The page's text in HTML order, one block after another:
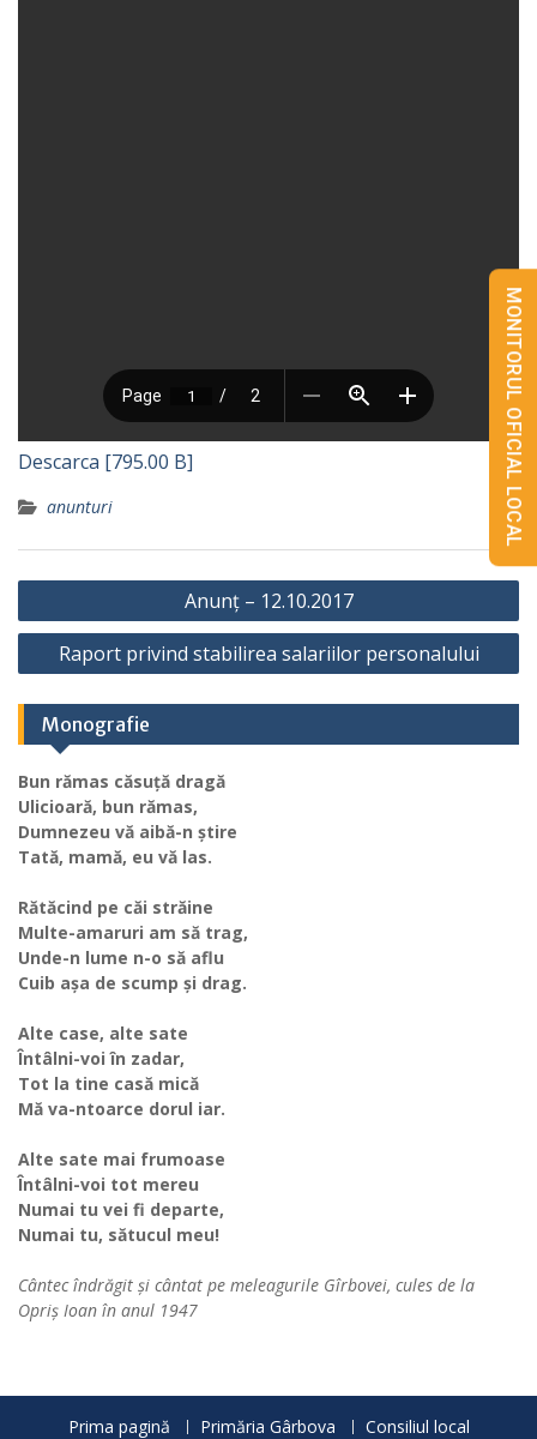
Descarca [795.00 B]
anunturi
Navigare
în
articole
Anunț – 12.10.2017
Raport privind stabilirea salariilor personalului
Monografie
Bun rămas căsuță dragă
Ulicioară, bun rămas,
Dumnezeu vă aibă-n știre
Tată, mamă, eu vă las.
Rătăcind pe căi străine
Multe-amaruri am să trag,
Unde-n lume n-o să aflu
Cuib așa de scump și drag.
Alte case, alte sate
Întâlni-voi în zadar,
Tot la tine casă mică
Mă va-ntoarce dorul iar.
Alte sate mai frumoase
Întâlni-voi tot mereu
Numai tu vei fi departe,
Numai tu, sătucul meu!
Cântec îndrăgit și cântat pe meleagurile Gîrbovei, cules de la
Opriș Ioan în anul 1947
Prima pagină Primăria Gârbova Consiliul local
MONITORUL OFICIAL LOCAL